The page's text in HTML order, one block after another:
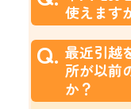
使えます
Q. 最近引越
所が以前
か？